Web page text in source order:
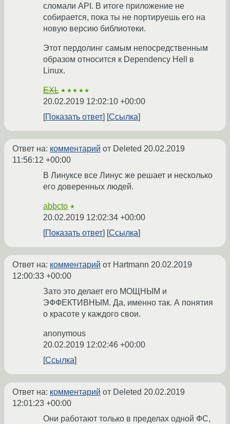
сломали API. В итоге приложение не
собирается, пока ты не портируешь его на
новую версию библиотеки.
Этот пердолинг самым непосредственным
образом относится к Dependency Hell в
Linux.
EXL ★★★★★
20.02.2019 12:02:10 +00:00
Показать ответ
Ссылка
Ответ на: комментарий от Deleted 20.02.2019
11:56:12 +00:00
В Линуксе все Линус же решает и несколько
его доверенных людей.
abbcto ★
20.02.2019 12:02:34 +00:00
Показать ответ
Ссылка
Ответ на: комментарий от Hartmann 20.02.2019
12:00:33 +00:00
Зато это делает его МОЩНЫМ и
ЭФФЕКТИВНЫМ. Да, именно так. А понятия
о красоте у каждого свои.
anonymous
20.02.2019 12:02:46 +00:00
Ссылка
Ответ на: комментарий от Deleted 20.02.2019
12:01:23 +00:00
Они работают только в пределах одной ФС,